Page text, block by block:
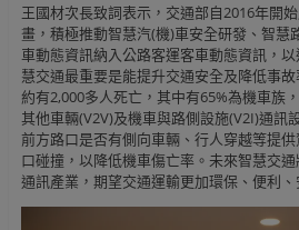
王國材次長致詞表示，交通部自2016年開
畫，積極推動智慧汽(機)車安全研發、智慧
車動態資訊納入公路客運客車動態資訊，
慧交通最重要是能提升交通安全及降低事
約有2,000多人死亡，其中有65%為機車族
其他車輛(V2V)及機車與路側設施(V2I)通訊
前方路口是否有側向車輛、行人穿越等提
口碰撞，以降低機車傷亡率。未來智慧交
通訊產業，期望交通運輸更加環保、便利、